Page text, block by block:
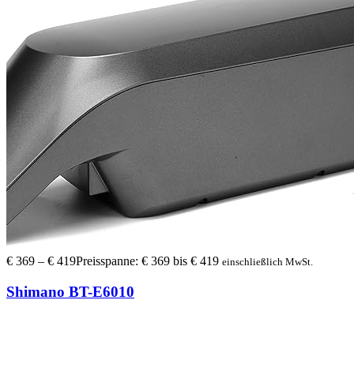
€ 369 – € 419Preisspanne: € 369 bis € 419 einschließlich MwSt.
Shimano BT-E6010